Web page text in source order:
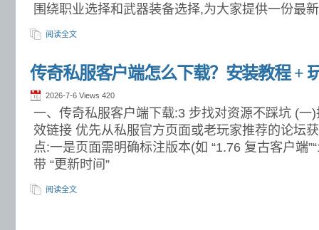
围绕职业选择和武器装备选择,为大家提供一份最新
阅读全文
传奇私服客户端怎么下载？安装教程 +
2026-7-6 Views 420
一、传奇私服客户端下载:3 步找对资源不踩坑 (一
效链接 优先从私服官方页面或老玩家推荐的论坛
点:一是页面需明确标注版本(如 “1.76 复古客户端
带 “更新时间”
阅读全文